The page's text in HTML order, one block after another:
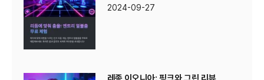
2024-09-27